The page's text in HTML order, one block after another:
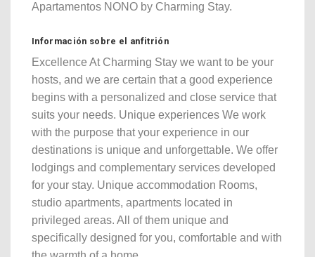
Apartamentos NONO by Charming Stay.
Información sobre el anfitrión
Excellence At Charming Stay we want to be your
hosts, and we are certain that a good experience
begins with a personalized and close service that
suits your needs. Unique experiences We work
with the purpose that your experience in our
destinations is unique and unforgettable. We offer
lodgings and complementary services developed
for your stay. Unique accommodation Rooms,
studio apartments, apartments located in
privileged areas. All of them unique and
specifically designed for you, comfortable and with